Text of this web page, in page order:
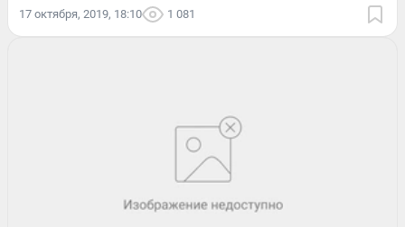
17 октября, 2019, 18:10 1 081